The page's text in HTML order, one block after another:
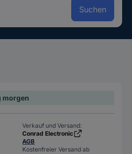
Suchen
Verkauf und Versand:
Conrad Electronic
AGB
Kostenfreier Versand ab